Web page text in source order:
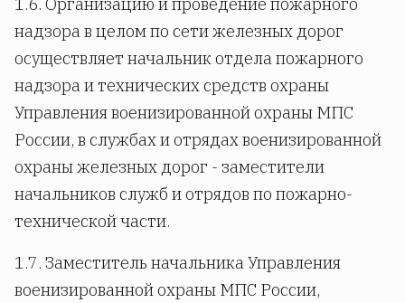
надзора в целом по сети железных дорог
осуществляет начальник отдела пожарного
надзора и технических средств охраны
Управления военизированной охраны МПС
России, в службах и отрядах военизированной
охраны железных дорог - заместители
начальников служб и отрядов по пожарно-
технической части.
1.7. Заместитель начальника Управления
военизированной охраны МПС России,